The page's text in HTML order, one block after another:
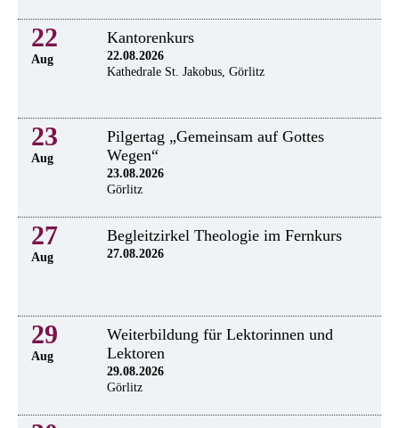
22
Aug
Kantorenkurs
22.08.2026
Kathedrale St. Jakobus, Görlitz
23
Aug
Pilgertag „Gemeinsam auf Gottes
Wegen“
23.08.2026
Görlitz
27
Aug
Begleitzirkel Theologie im Fernkurs
27.08.2026
29
Aug
Weiterbildung für Lektorinnen und
Lektoren
29.08.2026
Görlitz